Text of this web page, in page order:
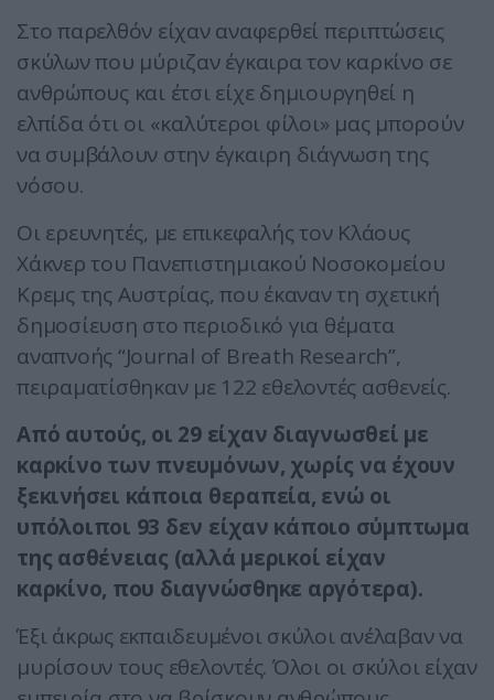
Στο παρελθόν είχαν αναφερθεί περιπτώσεις
σκύλων που μύριζαν έγκαιρα τον καρκίνο σε
ανθρώπους και έτσι είχε δημιουργηθεί η
ελπίδα ότι οι «καλύτεροι φίλοι» μας μπορούν
να συμβάλουν στην έγκαιρη διάγνωση της
νόσου.
Οι ερευνητές, με επικεφαλής τον Κλάους
Χάκνερ του Πανεπιστημιακού Νοσοκομείου
Κρεμς της Αυστρίας, που έκαναν τη σχετική
δημοσίευση στο περιοδικό για θέματα
αναπνοής “Journal of Breath Research”,
πειραματίσθηκαν με 122 εθελοντές ασθενείς.
Από αυτούς, οι 29 είχαν διαγνωσθεί με
καρκίνο των πνευμόνων, χωρίς να έχουν
ξεκινήσει κάποια θεραπεία, ενώ οι
υπόλοιποι 93 δεν είχαν κάποιο σύμπτωμα
της ασθένειας (αλλά μερικοί είχαν
καρκίνο, που διαγνώσθηκε αργότερα).
Έξι άκρως εκπαιδευμένοι σκύλοι ανέλαβαν να
μυρίσουν τους εθελοντές. Όλοι οι σκύλοι είχαν